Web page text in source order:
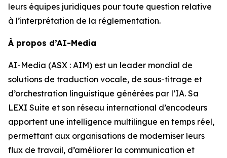
leurs équipes juridiques pour toute question relative
à l’interprétation de la réglementation.
À propos d’AI-Media
AI-Media (ASX : AIM) est un leader mondial de
solutions de traduction vocale, de sous-titrage et
d’orchestration linguistique générées par l’IA. Sa
LEXI Suite et son réseau international d’encodeurs
apportent une intelligence multilingue en temps réel,
permettant aux organisations de moderniser leurs
flux de travail, d’améliorer la communication et